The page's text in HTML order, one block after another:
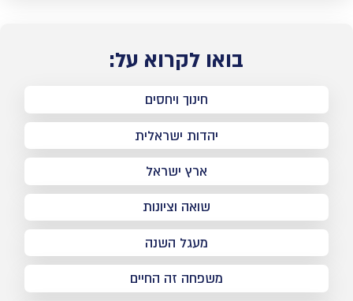
בואו לקרוא על:
חינוך ויחסים
יהדות ישראלית
ארץ ישראל
שואה וציונות
מעגל השנה
משפחה זה החיים